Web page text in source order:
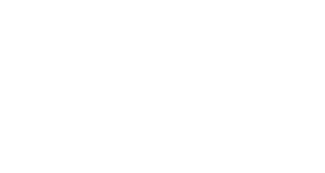
এসএসসির ফল